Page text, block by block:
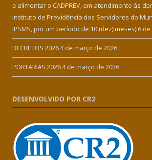
e alimentar o CADPREV, em atendimento às
Instituto de Previdência dos Servidores do
IPSMS, por um período de 10 (dez) meses) 6
DECRETOS 20264 de março de 2026
PORTARIAS 20264 de março de 2026
DESENVOLVIDO POR CR2